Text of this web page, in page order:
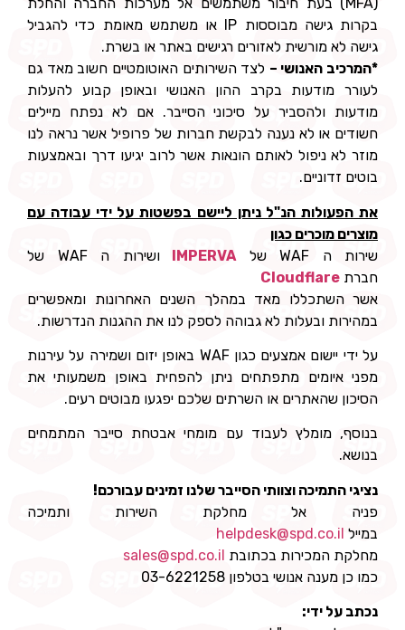
בקרות גישה מבוססות IP או משתמש מאומת כדי להגביל
גישה לא מורשית לאזורים רגישים באתר או בשרת.
*המרכיב האנושי – לצד השירותים האוטומטיים חשוב מאד גם
לעורר מודעות בקרב ההון האנושי ובאופן קבוע להעלות
מודעות ולהסביר על סיכוני הסייבר. אם לא נפתח מיילים
חשודים או לא נענה לבקשת חברות של פרופיל אשר נראה לנו
מוזר לא ניפול לאותם הונאות אשר לרוב יגיעו דרך ובאמצעות
בוטים זדוניים.
את הפעולות הנ"ל ניתן ליישם בפשטות על ידי עבודה עם
מוצרים מוכרים כגון
שירות ה WAF של
IMPERVA
ושירות ה WAF של
חברת Cloudflare
אשר השתכללו מאד במהלך השנים האחרונות ומאפשרים
במהירות ובעלות לא גבוהה לספק לנו את ההגנות הנדרשות.
על ידי יישום אמצעים כגון WAF באופן יזום ושמירה על עירנות
מפני איומים מתפתחים ניתן להפחית באופן משמעותי את
הסיכון שהאתרים או השרתים שלכם יפגעו מבוטים רעים.
בנוסף, מומלץ לעבוד עם מומחי אבטחת סייבר המתמחים
בנושא.
נציגי התמיכה וצוותי הסייבר שלנו זמינים עבורכם!
פניה אל מחלקת השירות ותמיכה
במייל helpdesk@spd.co.il
מחלקת המכירות בכתובת sales@spd.co.il
כמו כן מענה אנושי בטלפון 03-6221258
נכתב על ידי: